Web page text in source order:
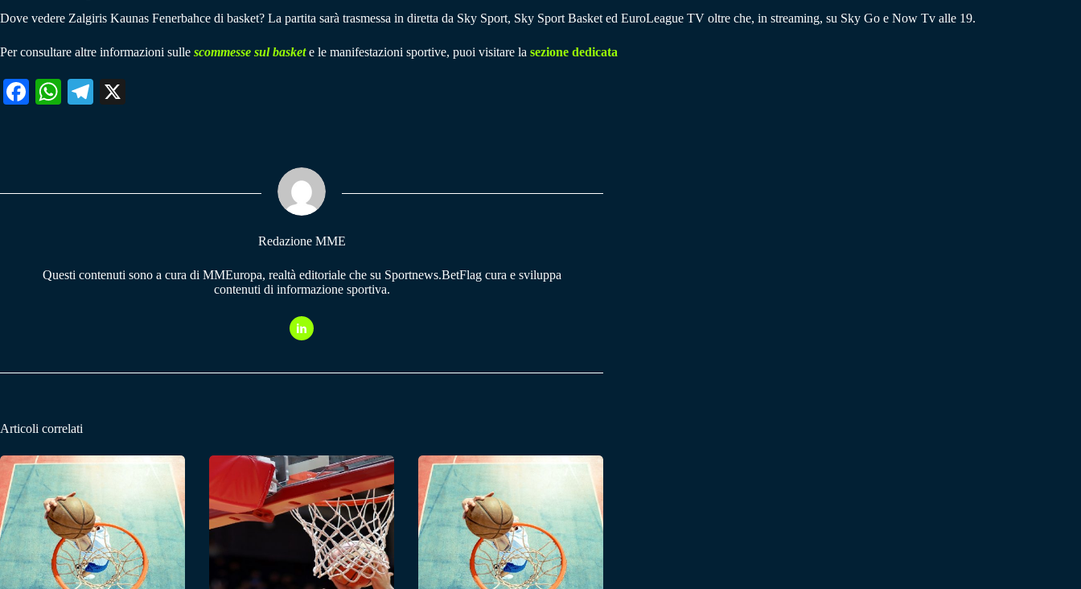
Dove vedere Zalgiris Kaunas Fenerbahce di basket? La partita sarà trasmessa in diretta da Sky Sport, Sky Sport Basket ed EuroLeague TV oltre che, in streaming, su Sky Go e Now Tv alle 19.
Per consultare altre informazioni sulle scommesse sul baskete le manifestazioni sportive, puoi visitare la sezione dedicata
Fa W
pp
Te
m
Redazione MME
Questi contenuti sono a cura di MMEuropa, realtà editoriale che su Sportnews.BetFlag cura e sviluppa
contenuti di informazione sportiva.
Articoli correlati